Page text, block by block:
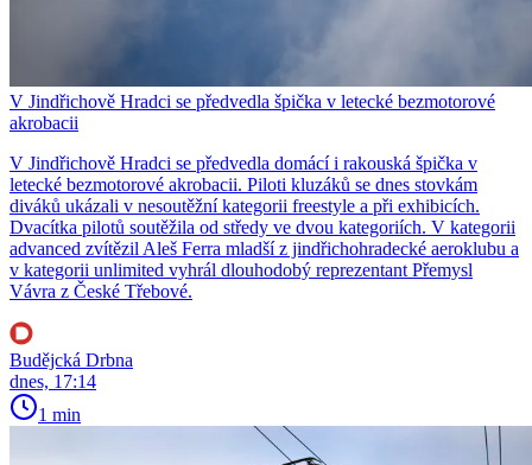
V Jindřichově Hradci se předvedla špička v letecké bezmotorové
akrobacii
V Jindřichově Hradci se předvedla domácí i rakouská špička v
letecké bezmotorové akrobacii. Piloti kluzáků se dnes stovkám
diváků ukázali v nesoutěžní kategorii freestyle a při exhibicích.
Dvacítka pilotů soutěžila od středy ve dvou kategoriích. V kategorii
advanced zvítězil Aleš Ferra mladší z jindřichohradecké aeroklubu a
v kategorii unlimited vyhrál dlouhodobý reprezentant Přemysl
Vávra z České Třebové.
Budějcká Drbna
dnes, 17:14
1 min